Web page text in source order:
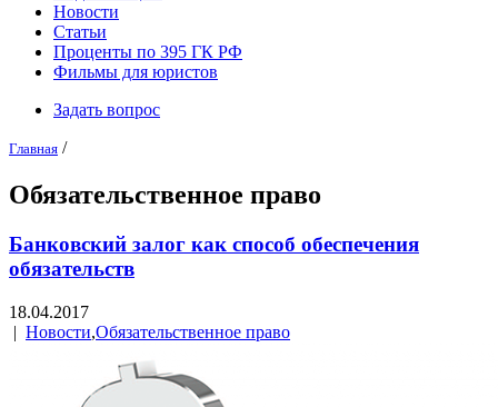
Новости
Статьи
Проценты по 395 ГК РФ
Фильмы для юристов
Задать вопрос
Главная /
Обязательственное право
Банковский залог как способ обеспечения
обязательств
18.04.2017
| Новости,Обязательственное право